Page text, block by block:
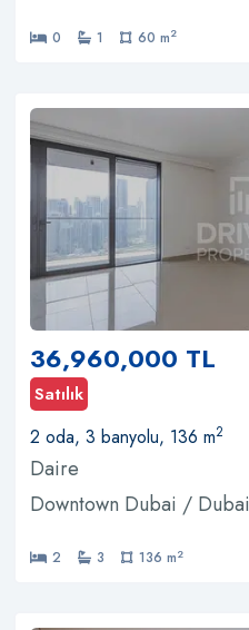
0 1 60 m2
36,960,000 TL
Satılık
2 oda, 3 banyolu, 136 m2
Daire
Downtown Dubai / Dubai
2 3 136 m2